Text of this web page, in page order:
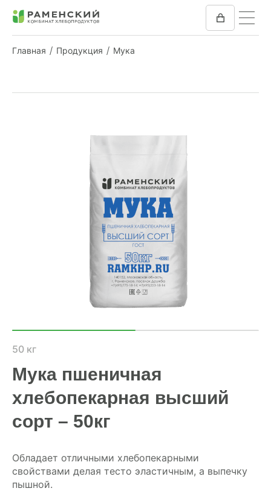
Главная Продукция Мука
50 кг
Мука пшеничная
хлебопекарная высший
сорт – 50кг
Обладает отличными хлебопекарными
свойствами делая тесто эластичным, а выпечку
пышной.
ПРАЙС
ГДЕ КУПИТЬ
КОНТАКТЫ
8 (804) 700-18-14